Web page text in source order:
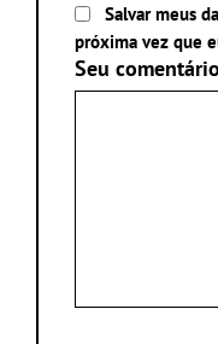
Salvar meus
próxima vez que
Seu